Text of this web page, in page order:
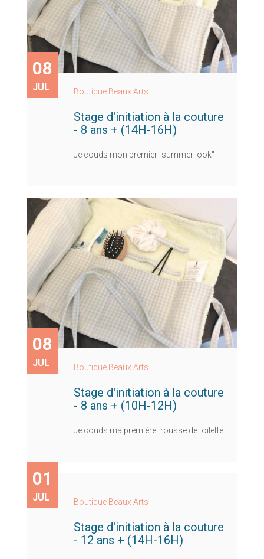
08
JUL Boutique Beaux Arts
Stage d'initiation à la couture
- 8 ans + (14H-16H)
Je couds mon premier "summer look"
08
JUL Boutique Beaux Arts
Stage d'initiation à la couture
- 8 ans + (10H-12H)
Je couds ma première trousse de toilette
01
JUL Boutique Beaux Arts
Stage d'initiation à la couture
- 12 ans + (14H-16H)